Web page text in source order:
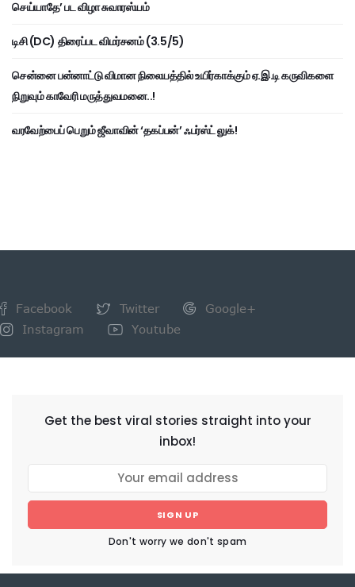
செய்யாதே’ பட விழா சுவாரஸ்யம்
டிசி (DC) திரைப்பட விமர்சனம் (3.5/5)
சென்னை பன்னாட்டு விமான நிலையத்தில் உயிர்காக்கும் ஏ.இ.டி கருவிகளை
நிறுவும் காவேரி மருத்துவமனை..!
வரவேற்பைப் பெறும் ஜீவாவின் ‘தகப்பன்’ ஃபர்ஸ்ட் லுக்!
Facebook Twitter
Google+
Instagram
Youtube
Get the best viral stories straight into your
inbox!
SIGN UP
Don't worry we don't spam